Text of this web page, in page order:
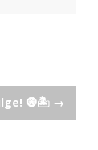
🧿🏝️ →